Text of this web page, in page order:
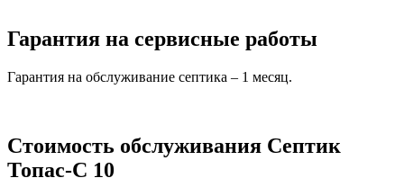
Гарантия на сервисные работы
Гарантия на обслуживание септика – 1 месяц.
Стоимость обслуживания Септик
Топас-С 10